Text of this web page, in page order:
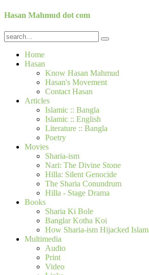
Hasan Mahmud dot com
Home
Hasan
Know Hasan Mahmud
Hasan's Movement
Contact Hasan
Articles
Islamic :: Bangla
Islamic :: English
Literature :: Bangla
Poetry
Movies
Sharia-ism
Nari: The Divine Stone
Hilla: Silent Genocide
The Sharia Conundrum
Hilla - Stage Drama
Books
Sharia Ki Bole
Banglar Kotha Koi
How Sharia-ism Hijacked Islam
Multimedia
Audio
Print
Video